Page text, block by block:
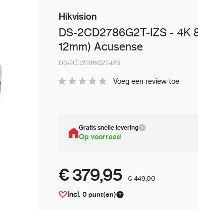
Hikvision
DS-2CD2786G2T-IZS - 4K
12mm) Acusense
DS-2CD2786G2T-IZS
Voeg een review toe
Gratis snelle levering
Op voorraad
€ 379,95 € 449,00
Incl. 0punt(en)